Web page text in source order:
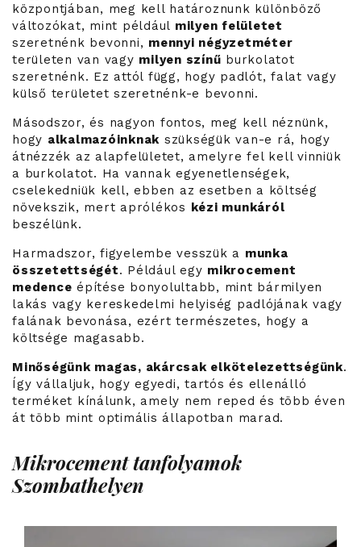
központjában, meg kell határoznunk különböző
változókat, mint például milyen felületet
szeretnénk bevonni, mennyi négyzetméter
területen van vagy milyen színű burkolatot
szeretnénk. Ez attól függ, hogy padlót, falat vagy
külső területet szeretnénk-e bevonni.
Másodszor, és nagyon fontos, meg kell néznünk,
hogy alkalmazóinknak szükségük van-e rá, hogy
átnézzék az alapfelületet, amelyre fel kell vinniük
a burkolatot. Ha vannak egyenetlenségek,
cselekedniük kell, ebben az esetben a költség
növekszik, mert aprólékos kézi munkáról
beszélünk.
Harmadszor, figyelembe vesszük a munka
összetettségét. Például egy mikrocement
medence építése bonyolultabb, mint bármilyen
lakás vagy kereskedelmi helyiség padlójának vagy
falának bevonása, ezért természetes, hogy a
költsége magasabb.
Minőségünk magas, akárcsak elkötelezettségünk.
Így vállaljuk, hogy egyedi, tartós és ellenálló
terméket kínálunk, amely nem reped és több éven
át több mint optimális állapotban marad.
Mikrocement tanfolyamok
Szombathelyen